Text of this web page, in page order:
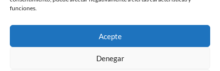
funciones.
Acepte
Denegar